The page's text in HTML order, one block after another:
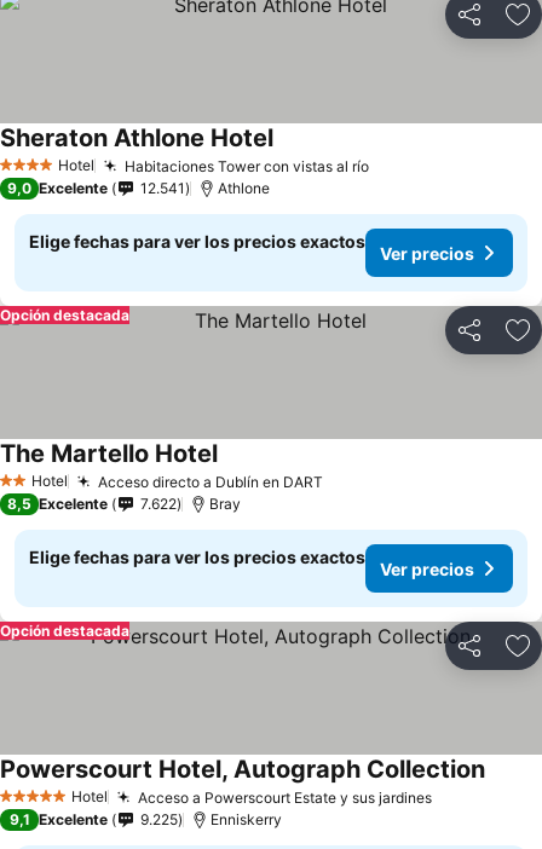
Compartir
4 EstrellasHotel Habitaciones Tower con vistas al río
Sheraton Athlone Hotel
9,0 Excelente 12.541 Athlone
Elige fechas para ver los precios exactos
Ver precios
Compartir
Opción destacada
2 Estrellas
Hotel Acceso directo a Dublín en DART
The Martello Hotel
8,5 Excelente 7.622 Bray
Elige fechas para ver los precios exactos
Ver precios
Compartir
Opción destacada
5 Estrellas Hotel Acceso a Powerscourt Estate y sus jardines
Powerscourt Hotel, Autograph Collection
9,1 Excelente 9.225 Enniskerry